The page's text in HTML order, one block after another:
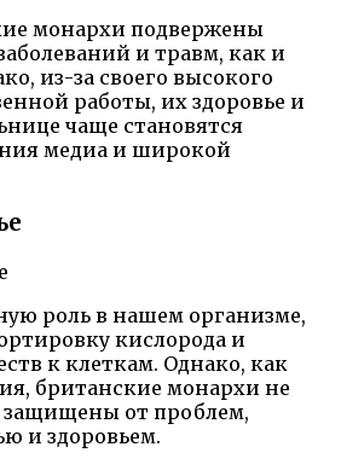
монархи подвержены
и травм, как и
из-за своего высокого
работы, их здоровье и
чаще становятся
медиа и широкой
роль в нашем организме,
кислорода и
к клеткам. Однако, как
британские монархи не
защищены от проблем,
и здоровьем.